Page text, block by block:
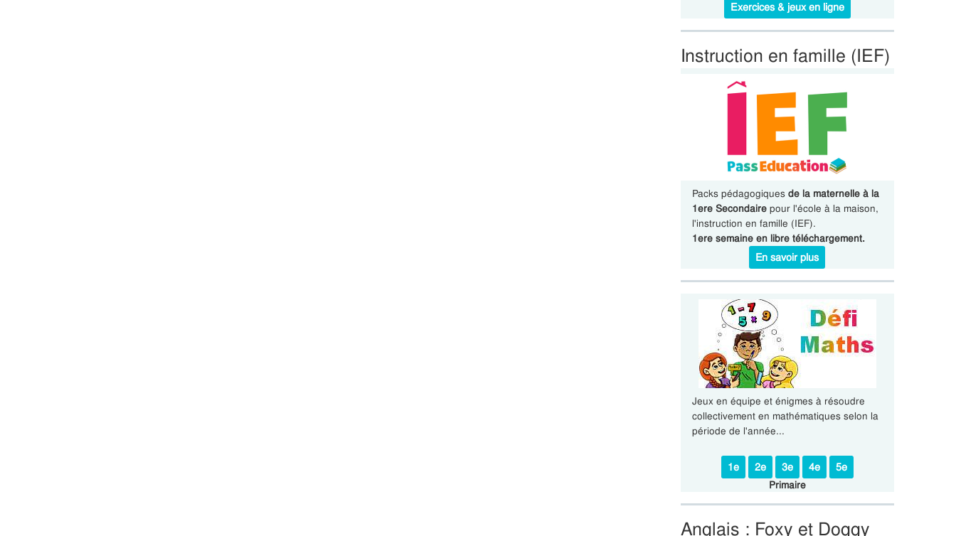
Exercices & jeux en ligne
Instruction en famille (IEF)
Packs pédagogiques de la maternelle à la
1ere Secondairepour l'école à la maison,
l'instruction en famille (IEF).
1ere semaine en libre téléchargement.
En savoir plus
Jeux en équipe et énigmes à résoudre
collectivement en mathématiques selon la
période de l'année...
1e 2e 3e 4e
5e
Primaire
Anglais : Foxy et Doggy